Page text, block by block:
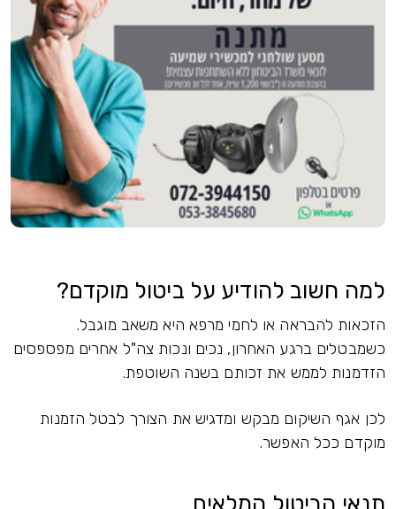
למה חשוב להודיע על ביטול מוקדם?
הזכאות להבראה או לחמי מרפא היא משאב מוגבל.
כשמבטלים ברגע האחרון, נכים ונכות צה"ל אחרים מפספסים
הזדמנות לממש את זכותם בשנה השוטפת.
לכן אגף השיקום מבקש ומדגיש את הצורך לבטל הזמנות
מוקדם ככל האפשר.